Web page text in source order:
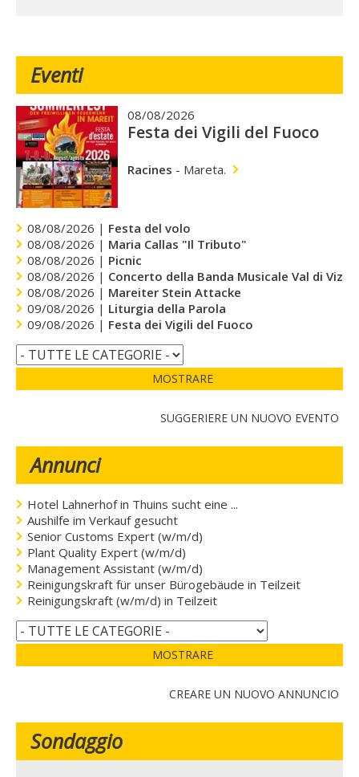
Eventi
08/08/2026
Festa dei Vigili del Fuoco
Racines - Mareta.
08/08/2026 | Festa del volo
08/08/2026 | Maria Callas "Il Tributo"
08/08/2026 | Picnic
08/08/2026 | Concerto della Banda Musicale Val di Vizze
08/08/2026 | Mareiter Stein Attacke
09/08/2026 | Liturgia della Parola
09/08/2026 | Festa dei Vigili del Fuoco
MOSTRARE
SUGGERIERE UN NUOVO EVENTO
Annunci
Hotel Lahnerhof in Thuins sucht eine ...
Aushilfe im Verkauf gesucht
Senior Customs Expert (w/m/d)
Plant Quality Expert (w/m/d)
Management Assistant (w/m/d)
Reinigungskraft für unser Bürogebäude in Teilzeit
Reinigungskraft (w/m/d) in Teilzeit
MOSTRARE
CREARE UN NUOVO ANNUNCIO
Sondaggio